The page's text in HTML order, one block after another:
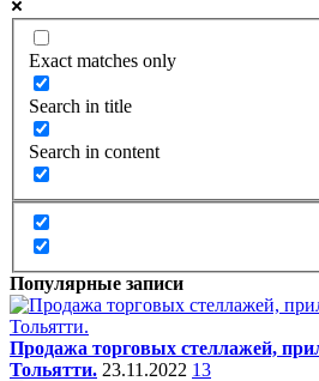
Exact matches only
Search in title
Search in content
Популярные записи
Продажа торговых стеллажей,
Тольятти. 23.11.2022 13